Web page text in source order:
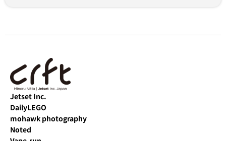
Jetset Inc.
DailyLEGO
mohawk photography
Noted